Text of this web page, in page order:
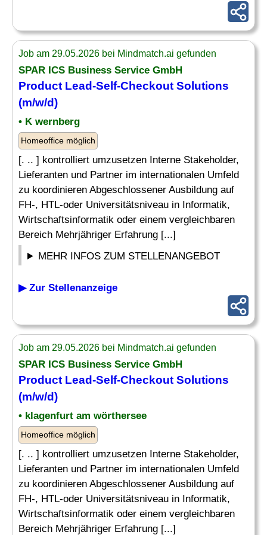
Job am 29.05.2026 bei Mindmatch.ai gefunden
SPAR ICS Business Service GmbH
Product Lead-Self-Checkout Solutions
(m/w/d)
• K wernberg
Homeoffice möglich
[. .. ] kontrolliert umzusetzen Interne Stakeholder,
Lieferanten und Partner im internationalen Umfeld
zu koordinieren Abgeschlossener Ausbildung auf
FH-, HTL-oder Universitätsniveau in Informatik,
Wirtschaftsinformatik oder einem vergleichbaren
Bereich Mehrjähriger Erfahrung [...]
MEHR INFOS ZUM STELLENANGEBOT
▶ Zur Stellenanzeige
Job am 29.05.2026 bei Mindmatch.ai gefunden
SPAR ICS Business Service GmbH
Product Lead-Self-Checkout Solutions
(m/w/d)
• klagenfurt am wörthersee
Homeoffice möglich
[. .. ] kontrolliert umzusetzen Interne Stakeholder,
Lieferanten und Partner im internationalen Umfeld
zu koordinieren Abgeschlossener Ausbildung auf
FH-, HTL-oder Universitätsniveau in Informatik,
Wirtschaftsinformatik oder einem vergleichbaren
Bereich Mehrjähriger Erfahrung [...]